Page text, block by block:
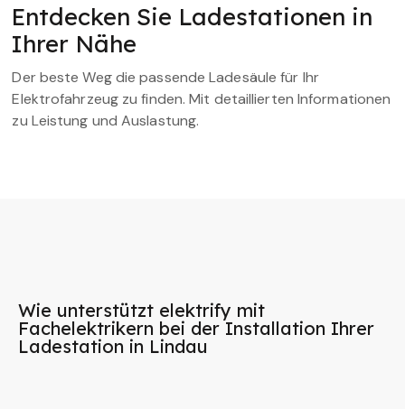
Entdecken Sie Ladestationen in
Ihrer Nähe
Der beste Weg die passende Ladesäule für Ihr
Elektrofahrzeug zu finden. Mit detaillierten Informationen
zu Leistung und Auslastung.
Wie unterstützt elektrify mit
Fachelektrikern bei der Installation Ihrer
Ladestation in Lindau